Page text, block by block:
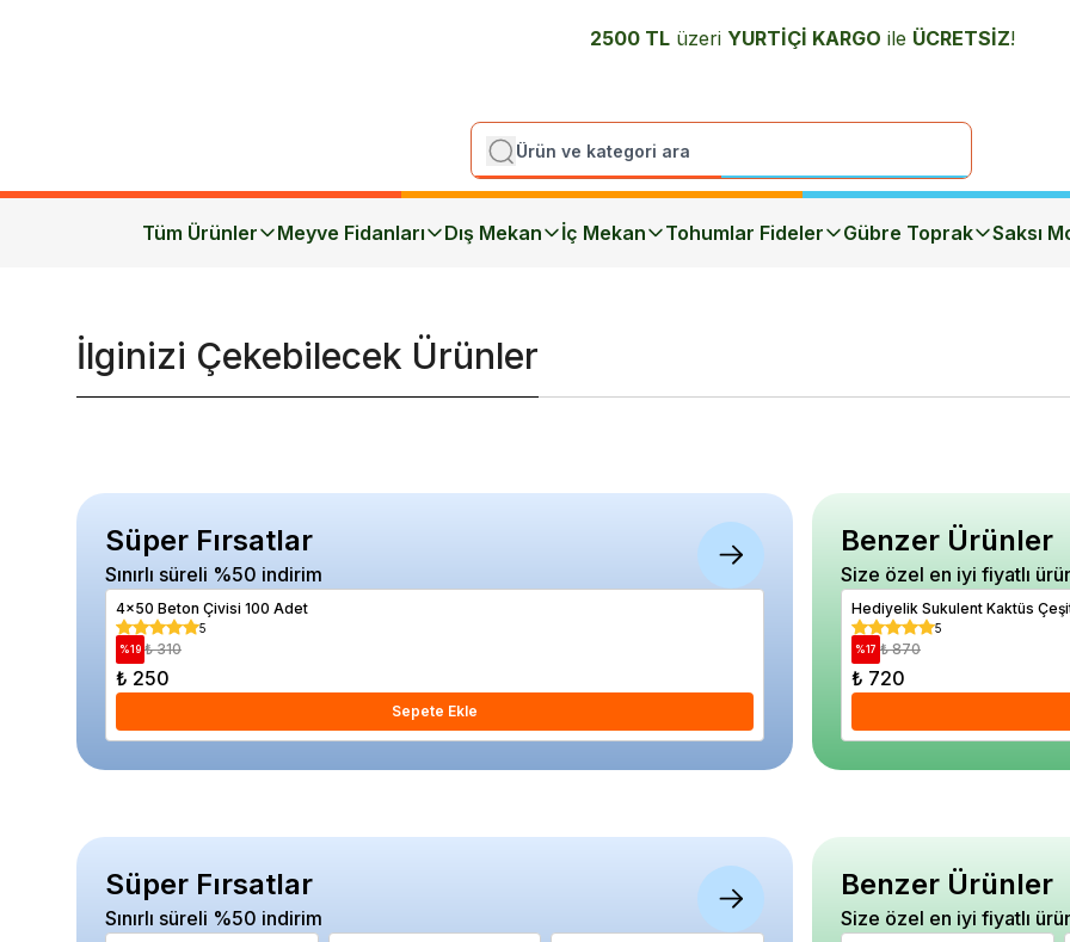
2500 TL üzeri YURTİÇİ KARGO ile ÜCRETSİZ!
Tüm Ürünler Meyve Fidanları Dış Mekan İç Mekan Tohumlar Fideler Gübre Toprak Saksı
İlginizi Çekebilecek Ürünler
Süper Fırsatlar
Sınırlı süreli %50 indirim
4x50 Beton Çivisi 100 Adet
5
%19 ₺ 310
₺ 250
Sepete Ekle
Anason Tohumu Paket
5
Benzer Ürünler
Size özel en iyi fiyatlı
5
%17 ₺ 870
₺ 720
Süper Fırsatlar
Sınırlı süreli %50 indirim
Benzer Ürünler
Size özel en iyi fiyatlı